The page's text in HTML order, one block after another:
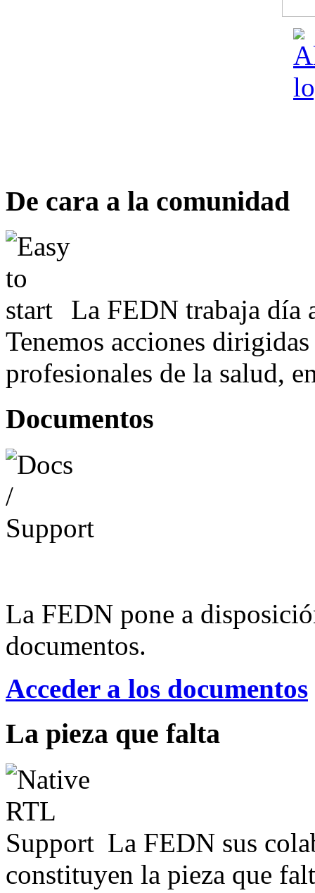
De cara a la comunidad
La FEDN trabaja día
Tenemos acciones
profesionales de la salud,
Documentos
La FEDN pone a
documentos.
Acceder a los documentos
La pieza que falta
La FEDN sus
constituyen la pieza que